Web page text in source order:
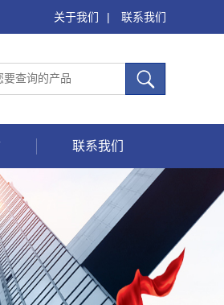
关于我们 | 联系我们
联系我们